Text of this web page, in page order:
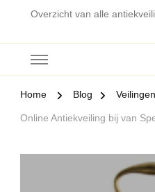
Overzicht van alle
Home Blog Veilingen
Online Antiekveiling bij van